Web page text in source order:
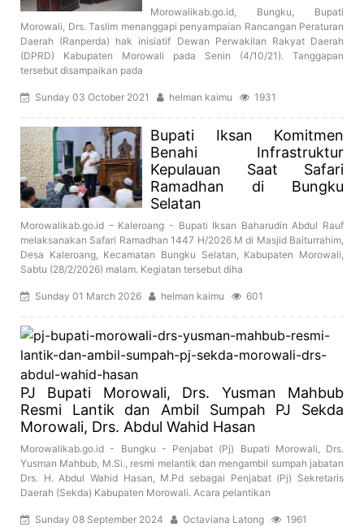
Morowalikab.go.id, Bungku, Bupati
Morowali, Drs. Taslim menanggapi penyampaian Rancangan Peraturan
Daerah (Ranperda) hak inisiatif Dewan Perwakilan Rakyat Daerah
(DPRD) Kabupaten Morowali pada Senin (4/10/21). Tanggapan
tersebut disampaikan pada
Sunday 03 October 2021 helman kaimu 1931
Bupati Iksan Komitmen
Benahi Infrastruktur
Kepulauan Saat Safari
Ramadhan di Bungku
Selatan
Morowalikab.go.id – Kaleroang - Bupati Iksan Baharudin Abdul Rauf
melaksanakan Safari Ramadhan 1447 H/2026 M di Masjid Baiturrahim,
Desa Kaleroang, Kecamatan Bungku Selatan, Kabupaten Morowali,
Sabtu (28/2/2026) malam. Kegiatan tersebut diha
Sunday 01 March 2026 helman kaimu 601
PJ Bupati Morowali, Drs. Yusman Mahbub
Resmi Lantik dan Ambil Sumpah PJ Sekda
Morowali, Drs. Abdul Wahid Hasan
Morowalikab.go.id - Bungku - Penjabat (Pj) Bupati Morowali, Drs.
Yusman Mahbub, M.Si., resmi melantik dan mengambil sumpah jabatan
Drs. H. Abdul Wahid Hasan, M.Pd sebagai Penjabat (Pj) Sekretaris
Daerah (Sekda) Kabupaten Morowali. Acara pelantikan
Sunday 08 September 2024 Octaviana Latong 1961